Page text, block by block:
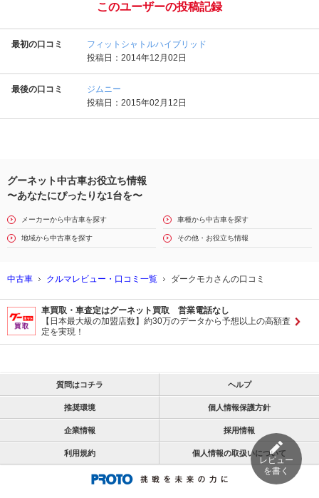
このユーザーの投稿記録
最初の口コミ
フィットシャトルハイブリッド
投稿日：2014年12月02日
最後の口コミ
ジムニー
投稿日：2015年02月12日
レビュー
を書く
グーネット中古車お役立ち情報
〜あなたにぴったりな1台を〜
メーカーから中古車を探す 車種から中古車を探す
地域から中古車を探す その他・お役立ち情報
中古車 クルマレビュー・口コミ一覧 ダークモカさんの口コミ
車買取・車査定はグーネット買取 営業電話なし
【日本最大級の加盟店数】約30万のデータから予想以上の高額査
定を実現！
質問はコチラ ヘルプ
推奨環境 個人情報保護方針
企業情報 採用情報
利用規約 個人情報の取扱いについて